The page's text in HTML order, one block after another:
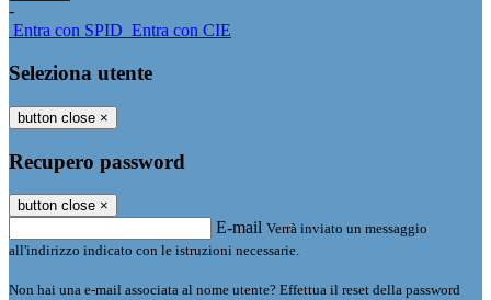
-
Entra con SPID Entra con CIE
Seleziona utente
button close ×
Recupero password
button close ×
E-mail Verrà inviato un messaggio
all'indirizzo indicato con le istruzioni necessarie.
Non hai una e-mail associata al nome utente? Effettua il reset della password